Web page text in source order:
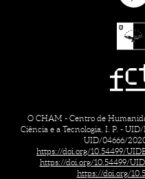
O CHAM - Centro de
Ciência e a Tecnologia, I. P. -
UID/04666/
https://doi.org/10.54499/
https://doi.org/10.54499/
https://doi.org/